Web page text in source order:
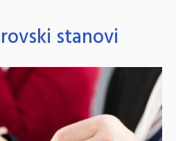
stanovi